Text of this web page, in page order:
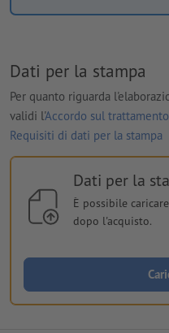
Dati per la stampa
Per quanto riguarda
validi l'Accordo sul
Requisiti di dati per la stampa
Dati per la
È possibile
dopo l'acquisto.